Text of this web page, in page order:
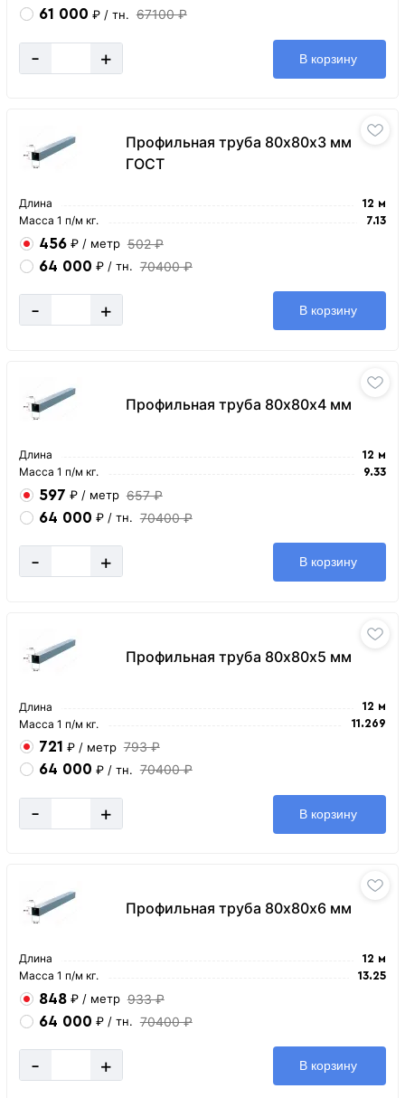
61 000 ₽ / тн. 67100 ₽
- + В корзину
Профильная труба 80х80х3 мм
ГОСТ
Длина 12 м
Масса 1 п/м кг. 7.13
456 ₽ / метр 502 ₽
64 000 ₽ / тн. 70400 ₽
- + В корзину
Профильная труба 80х80х4 мм
Длина 12 м
Масса 1 п/м кг. 9.33
597 ₽ / метр 657 ₽
64 000 ₽ / тн. 70400 ₽
- + В корзину
Профильная труба 80х80х5 мм
Длина 12 м
Масса 1 п/м кг. 11.269
721 ₽ / метр 793 ₽
64 000 ₽ / тн. 70400 ₽
- + В корзину
Профильная труба 80х80х6 мм
Длина 12 м
Масса 1 п/м кг. 13.25
848 ₽ / метр 933 ₽
64 000 ₽ / тн. 70400 ₽
- + В корзину